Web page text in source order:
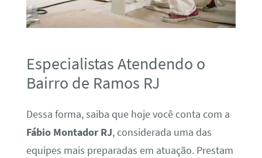
Especialistas Atendendo o
Bairro de Ramos RJ
Dessa forma, saiba que hoje você conta com a
Fábio Montador RJ, considerada uma das
equipes mais preparadas em atuação. Prestam